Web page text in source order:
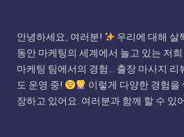
안녕하세요, 여러분!
우리에 대해 살
동안 마케팅의 세계에서 놀고 있는 저희
마케팅 팀에서의 경험... 출장 마사지
도 운영 중!
이렇게 다양한 경험을
장하고 있어요. 여러분과 함께 할 수 있